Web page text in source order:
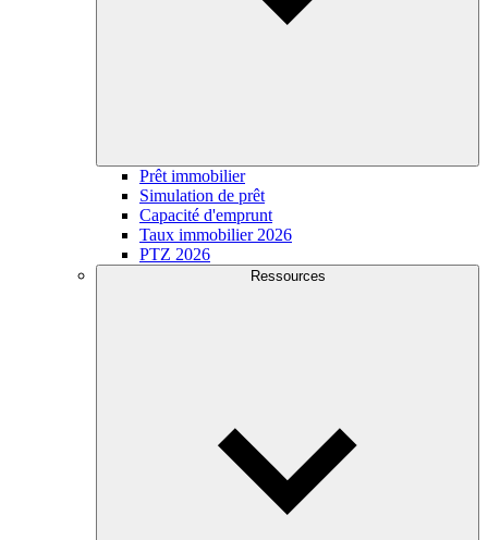
Prêt immobilier
Simulation de prêt
Capacité d'emprunt
Taux immobilier 2026
PTZ 2026
Ressources